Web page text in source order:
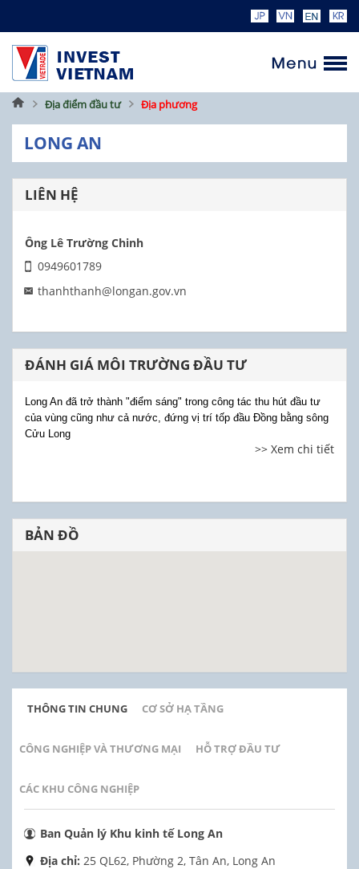
Trang
chủ
Địa điểm đầu tư Địa phương
LONG AN
LIÊN HỆ
Ông Lê Trường Chinh
0949601789
thanhthanh@longan.gov.vn
ĐÁNH GIÁ MÔI TRƯỜNG ĐẦU TƯ
Long An đã trở thành "điểm sáng" trong công tác thu hút đầu tư
của vùng cũng như cả nước, đứng vị trí tốp đầu Đồng bằng sông
Cửu Long
>> Xem chi tiết
BẢN ĐỒ
THÔNG TIN CHUNG CƠ SỞ HẠ TẦNG
CÔNG NGHIỆP VÀ THƯƠNG MẠI HỖ TRỢ ĐẦU TƯ
CÁC KHU CÔNG NGHIỆP
Ban Quản lý Khu kinh tế Long An
Địa chỉ: 25 QL62, Phường 2, Tân An, Long An